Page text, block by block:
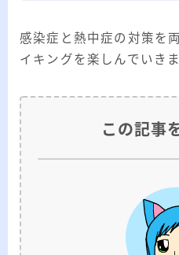
感染症と熱中症の対策を
イキングを楽しんでいきま
この記事